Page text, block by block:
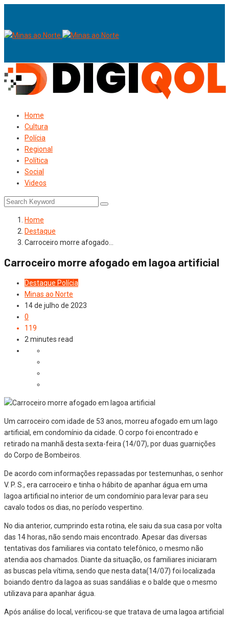
Home
Cultura
Polícia
Regional
Política
Social
Videos
Home
Destaque
Carroceiro morre afogado…
Carroceiro morre afogado em lagoa artificial
Destaque Polícia
Minas ao Norte
14 de julho de 2023
0
119
2 minutes read
Um carroceiro com idade de 53 anos, morreu afogado em um lago
artificial, em condomínio da cidade. O corpo foi encontrado e
retirado na manhã desta sexta-feira (14/07), por duas guarnições
do Corpo de Bombeiros.
De acordo com informações repassadas por testemunhas, o senhor
V. P. S., era carroceiro e tinha o hábito de apanhar água em uma
lagoa artificial no interior de um condomínio para levar para seu
cavalo todos os dias, no período vespertino.
No dia anterior, cumprindo esta rotina, ele saiu da sua casa por volta
das 14 horas, não sendo mais encontrado. Apesar das diversas
tentativas dos familiares via contato telefônico, o mesmo não
atendia aos chamados. Diante da situação, os familiares iniciaram
as buscas pela vítima, sendo que nesta data(14/07) foi localizada
boiando dentro da lagoa as suas sandálias e o balde que o mesmo
utilizava para apanhar água.
Após análise do local, verificou-se que tratava de uma lagoa artificial